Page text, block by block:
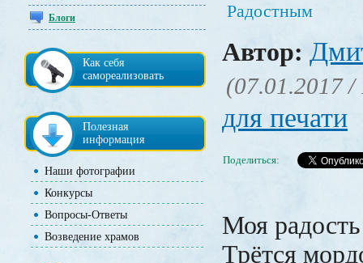
Блоги
Как себя
самореализовать
Полезная
информация
Наши фотографии
Конкурсы
Вопросы-Ответы
Возведение храмов
Радостным
Автор:
(07.01.2017 /
для печати
Поделиться:
Моя
Трётся